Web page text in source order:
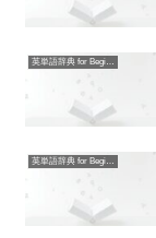
英単語辞典 for Beginners
英単語辞典 for Beginners